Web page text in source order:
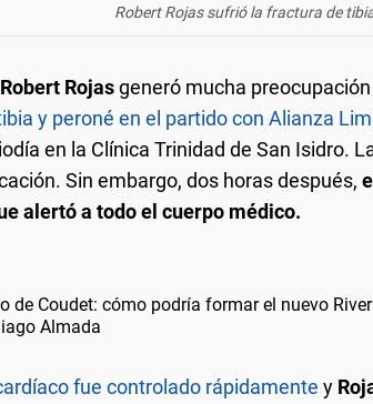
Robert Rojas sufrió la fractura de
Robert Rojasgeneró mucha preocupación
y peroné en el partido con Alianza
en la Clínica Trinidad de San Isidro.
Sin embargo, dos horas después,
alertó a todo el cuerpo médico.
de Coudet: cómo podría formar el nuevo
Almada
fue controlado rápidamente y